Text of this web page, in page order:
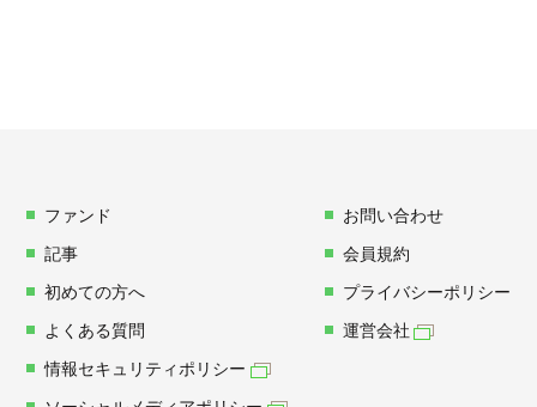
ファンド
記事
初めての方へ
よくある質問
お問い合わせ
会員規約
プライバシーポリシー
運営会社
情報セキュリティポリシー